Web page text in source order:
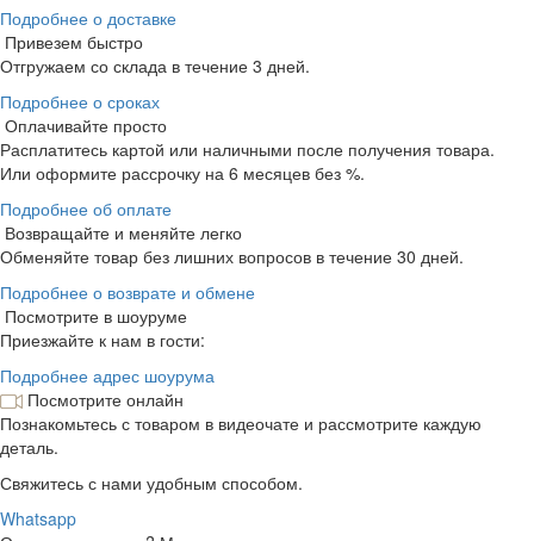
Подробнее о доставке
Привезем быстро
Отгружаем со склада в течение 3 дней.
Подробнее о сроках
Оплачивайте просто
Расплатитесь картой или наличными после получения товара.
Или оформите рассрочку на 6 месяцев без %.
Подробнее об оплате
Возвращайте и меняйте легко
Обменяйте товар без лишних вопросов в течение 30 дней.
Подробнее о возврате и обмене
Посмотрите в шоуруме
Приезжайте к нам в гости:
Подробнее адрес шоурума
Посмотрите онлайн
Познакомьтесь с товаром в видеочате и рассмотрите каждую
деталь.
Свяжитесь с нами удобным способом.
Whatsapp